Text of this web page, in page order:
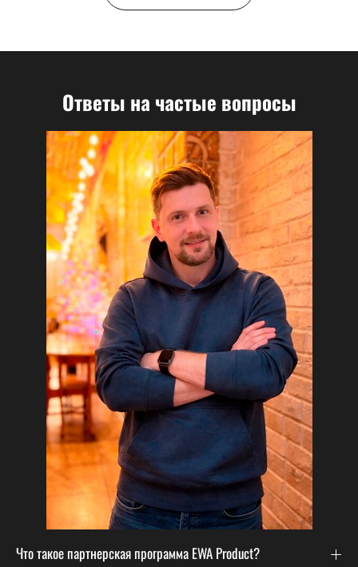
Ответы на частые вопросы
Что такое партнерская программа EWA Product?